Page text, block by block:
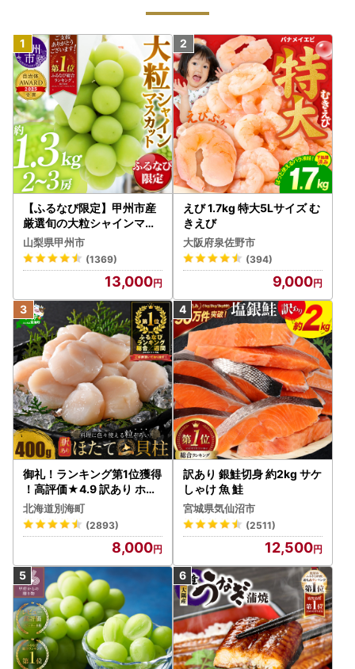
【ふるなび限定】甲州市産
厳選旬の大粒シャインマス
カット 約1.3kg 2～3房【2
026年発送】（MG）B12-
472 FN-Limited-VO シャ
インマスカット フルーツ
山梨県甲州市
(1369)
13,000
えび 1.7kg 特大5Lサイズ む
きえび
大阪府泉佐野市
(394)
9,000
御礼！ランキング第1位獲得
！高評価★4.9 訳あり ホタ
テ 400g（ほたて 帆立 貝柱
冷凍 ）
北海道別海町
(2893)
8,000
訳あり 銀鮭切身 約2kg サケ
しゃけ 魚 鮭
宮城県気仙沼市
(2511)
12,500